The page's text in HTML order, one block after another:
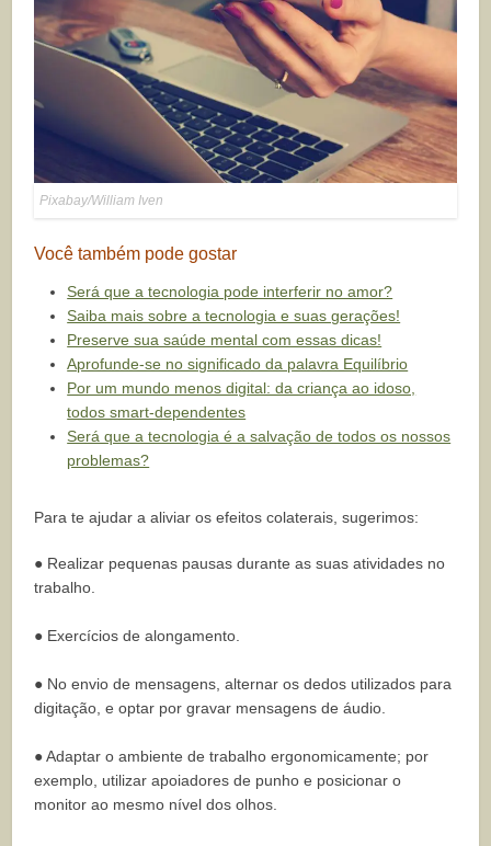
Pixabay/William Iven
Você também pode gostar
Será que a tecnologia pode interferir no amor?
Saiba mais sobre a tecnologia e suas gerações!
Preserve sua saúde mental com essas dicas!
Aprofunde-se no significado da palavra Equilíbrio
Por um mundo menos digital: da criança ao idoso,
todos smart-dependentes
Será que a tecnologia é a salvação de todos os nossos
problemas?
Para te ajudar a aliviar os efeitos colaterais, sugerimos:
● Realizar pequenas pausas durante as suas atividades no
trabalho.
● Exercícios de alongamento.
● No envio de mensagens, alternar os dedos utilizados para
digitação, e optar por gravar mensagens de áudio.
● Adaptar o ambiente de trabalho ergonomicamente; por
exemplo, utilizar apoiadores de punho e posicionar o
monitor ao mesmo nível dos olhos.